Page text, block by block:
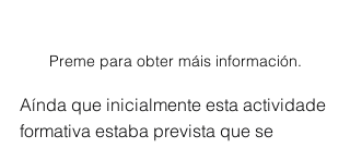
Preme para obter máis información.
Aínda que inicialmente esta actividade
formativa estaba prevista que se